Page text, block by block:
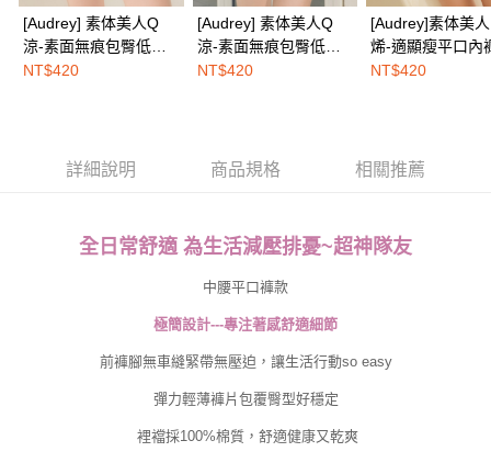
是否繳費成功／繳費後需取消欲退款等相關疑問，請聯繫「AFTEE先享後付
客戶支援中心」https://netprotections.freshdesk.com/support/home
【注意事項】
https://aftee.tw/terms/#terms3
４．使用「AFTEE先享後付」時，將依據個別帳號之用戶狀況，依本公司即
恩沛科技股份有限公司將有權停止該用戶之使用額度並採取法律行動。
每筆NT$100，滿NT$1,500(含以上)免運費
宅配
[Audrey] 素体美人Q
涼-素面無痕包臀低腰
平口內褲-海洋藍
NT$420
[Audrey] 素体美人Q
涼-素面無痕包臀低腰
平口內褲-蜜藕紫
NT$420
[Audrey]素体美人 石
烯-適顯瘦平口內
海藍
NT$420
詳細說明 商品規格 相關推薦
全日常舒適 為生活減壓排憂~超神隊友
中腰平口褲款
極簡設計---專注著感舒適細節
前褲腳無車縫緊帶無壓迫，讓生活行動so easy
彈力輕薄褲片包覆臀型好穩定
裡襠採100%棉質，舒適健康又乾爽